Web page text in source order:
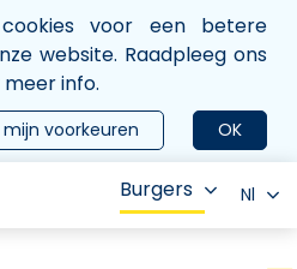
voor een betere
website. Raadpleeg ons
info.
OK
voorkeuren
Burgers Nl